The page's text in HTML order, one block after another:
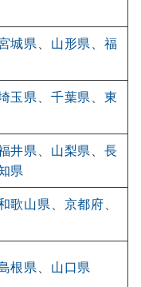
城県、 山形県、福
玉県、 千葉県、東
井県、 山梨県、長
県
歌山県、 京都府、
根県、 山口県